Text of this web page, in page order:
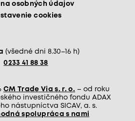
osobných údajov
cookies
(všedné dni 8.30–16 h)
0233 41 88 38
CM Trade Via s. r. o. – od roku
investičného fondu ADAX
nástupníctva SICAV, a. s.
spolupráca s nami